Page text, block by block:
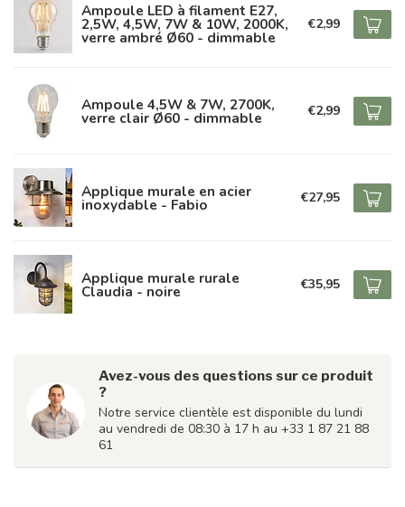
Ampoule LED à filament E27,
2,5W, 4,5W, 7W & 10W, 2000K,
verre ambré Ø60 - dimmable
€2,99
Ampoule 4,5W & 7W, 2700K,
verre clair Ø60 - dimmable €2,99
Applique murale en acier
inoxydable - Fabio €27,95
Applique murale rurale
Claudia - noire €35,95
Avez-vous des questions sur ce produit
?
Notre service clientèle est disponible du lundi
au vendredi de 08:30 à 17 h au +33 1 87 21 88
61